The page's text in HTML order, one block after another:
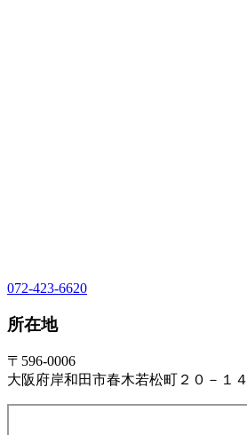
072-423-6620
所在地
〒596-0006
大阪府岸和田市春木若松町２０－１４